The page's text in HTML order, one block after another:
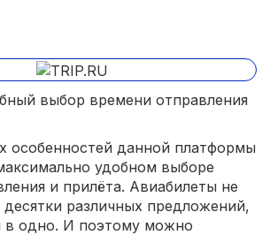
выбор времени отправления
особенностей данной платформы
удобном выборе
и прилёта. Авиабилеты не
десятки различных предложений,
в одно. И поэтому можно